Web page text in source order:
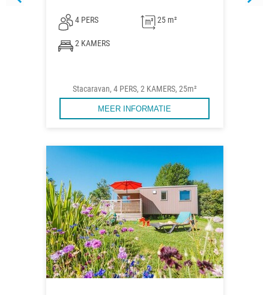
4 PERS 25 m²
2 KAMERS
Stacaravan, 4 PERS, 2 KAMERS, 25m²
MEER INFORMATIE